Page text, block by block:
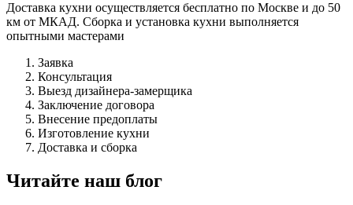
Доставка кухни осуществляется бесплатно по Москве и до 50
км от МКАД. Сборка и установка кухни выполняется
опытными мастерами
Заявка
Консультация
Выезд дизайнера-замерщика
Заключение договора
Внесение предоплаты
Изготовление кухни
Доставка и сборка
Читайте наш блог